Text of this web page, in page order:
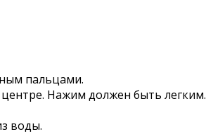
пальцами.
Нажим должен быть легким.
воды.